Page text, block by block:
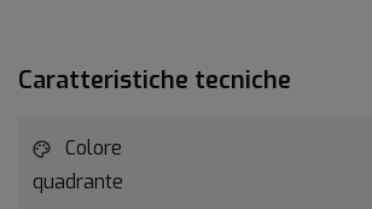
Caratteristiche tecniche
Colore
quadrante